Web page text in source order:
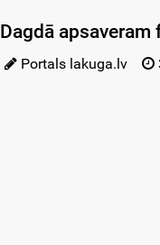
Dagdā apsaveram
Portals lakuga.lv